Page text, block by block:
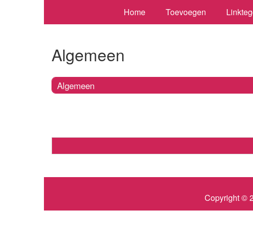
Home Toevoegen
Algemeen
Algemeen
Copyright ©